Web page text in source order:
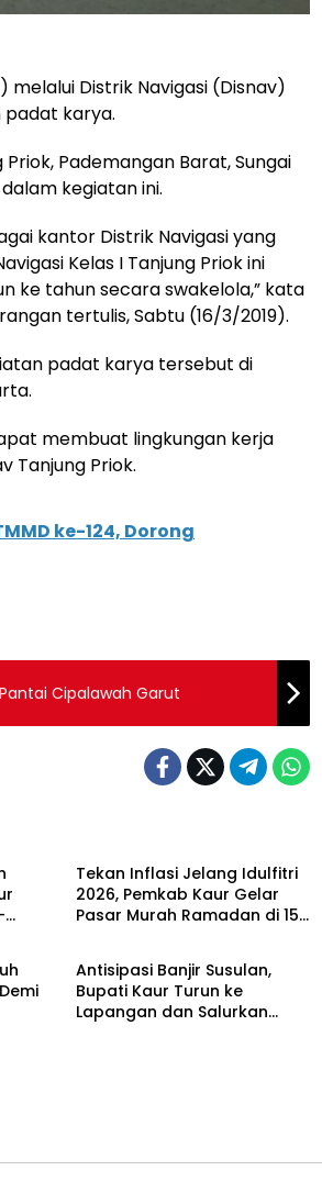
Distrik Navigasi (Disnav)
padat karya.
Pademangan Barat, Sungai
kegiatan ini.
kantor Distrik Navigasi yang
Kelas I Tanjung Priok ini
ke tahun secara swakelola,” kata
tertulis, Sabtu (16/3/2019).
padat karya tersebut di
membuat lingkungan kerja
Tanjung Priok.
ke-124, Dorong
Cipalawah Garut
Tekan Inflasi Jelang Idulfitri
2026, Pemkab Kaur Gelar
Pasar Murah Ramadan di 15
Advertorial
Antisipasi Banjir Susulan,
Bupati Kaur Turun ke
Lapangan dan Salurkan